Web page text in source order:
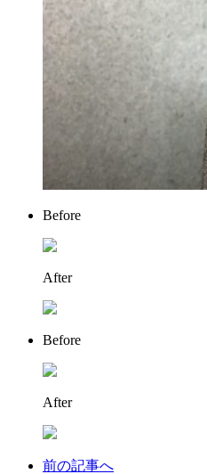
Before
After
Before
After
前の記事へ